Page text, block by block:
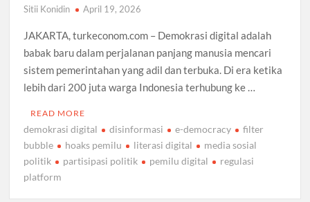
Sitii Konidin April 19, 2026
JAKARTA, turkeconom.com – Demokrasi digital adalah
babak baru dalam perjalanan panjang manusia mencari
sistem pemerintahan yang adil dan terbuka. Di era ketika
lebih dari 200 juta warga Indonesia terhubung ke …
READ MORE
demokrasi digital disinformasi e-democracy
filter
bubble
hoaks pemilu literasi digital
media sosial
politik
partisipasi politik pemilu digital
regulasi
platform